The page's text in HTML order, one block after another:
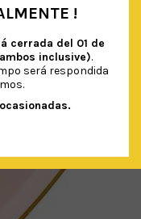
!
cerrada del 01 de
inclusive).
será respondida